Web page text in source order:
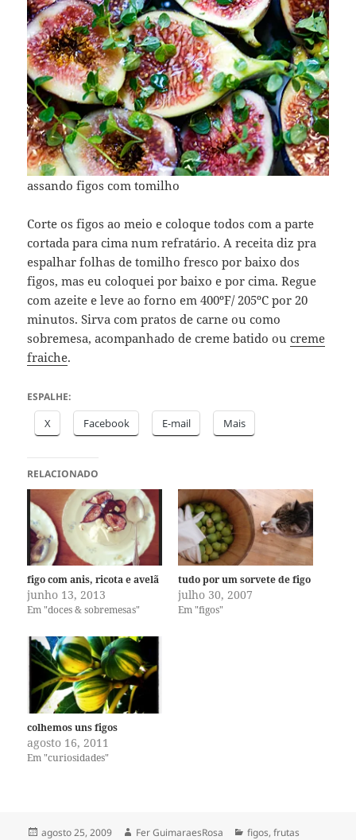
assando figos com tomilho
Corte os figos ao meio e coloque todos com a parte
cortada para cima num refratário. A receita diz pra
espalhar folhas de tomilho fresco por baixo dos
figos, mas eu coloquei por baixo e por cima. Regue
com azeite e leve ao forno em 400ºF/ 205ºC por 20
minutos. Sirva com pratos de carne ou como
sobremesa, acompanhado de creme batido oucreme
fraiche.
ESPALHE:
X Facebook E-mail Mais
RELACIONADO
figo com anis, ricota e avelã
junho 13, 2013
Em "doces & sobremesas"
tudo por um sorvete de figo
julho 30, 2007
Em "figos"
colhemos uns figos
agosto 16, 2011
Em "curiosidades"
Publicado
agosto 25, 2009 Autor
Fer GuimaraesRosa Categorias
figos,frutas